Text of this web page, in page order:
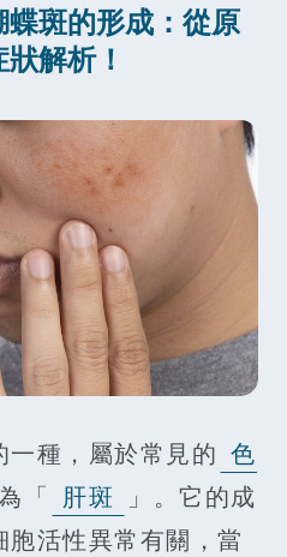
斑的形成：從原
解析！
一種，屬於常見的 色
「 肝斑
」。它的成
胞活性異常有關，當